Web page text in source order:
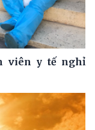
viên y tế nghỉ